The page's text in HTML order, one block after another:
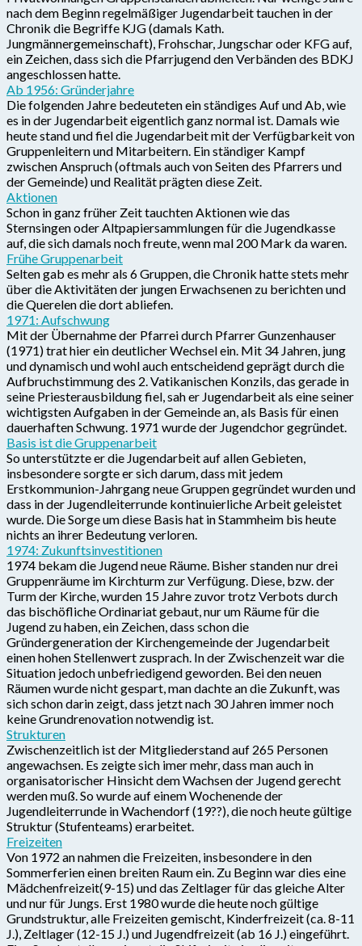
nach dem Beginn regelmäßiger Jugendarbeit tauchen in der
Chronik die Begriffe KJG (damals Kath.
Jungmännergemeinschaft), Frohschar, Jungschar oder KFG auf,
ein Zeichen, dass sich die Pfarrjugend den Verbänden des BDKJ
angeschlossen hatte.
Ab 1956: Gründerjahre
Die folgenden Jahre bedeuteten ein ständiges Auf und Ab, wie
es in der Jugendarbeit eigentlich ganz normal ist. Damals wie
heute stand und fiel die Jugendarbeit mit der Verfügbarkeit von
Gruppenleitern und Mitarbeitern. Ein ständiger Kampf
zwischen Anspruch (oftmals auch von Seiten des Pfarrers und
der Gemeinde) und Realität prägten diese Zeit.
Aktionen
Schon in ganz früher Zeit tauchten Aktionen wie das
Sternsingen oder Altpapiersammlungen für die Jugendkasse
auf, die sich damals noch freute, wenn mal 200 Mark da waren.
Frühe Gruppenarbeit
Selten gab es mehr als 6 Gruppen, die Chronik hatte stets mehr
über die Aktivitäten der jungen Erwachsenen zu berichten und
die Querelen die dort abliefen.
1971: Aufschwung
Mit der Übernahme der Pfarrei durch Pfarrer Gunzenhauser
(1971) trat hier ein deutlicher Wechsel ein. Mit 34 Jahren, jung
und dynamisch und wohl auch entscheidend geprägt durch die
Aufbruchstimmung des 2. Vatikanischen Konzils, das gerade in
seine Priesterausbildung fiel, sah er Jugendarbeit als eine seiner
wichtigsten Aufgaben in der Gemeinde an, als Basis für einen
dauerhaften Schwung. 1971 wurde der Jugendchor gegründet.
Basis ist die Gruppenarbeit
So unterstützte er die Jugendarbeit auf allen Gebieten,
insbesondere sorgte er sich darum, dass mit jedem
Erstkommunion-Jahrgang neue Gruppen gegründet wurden und
dass in der Jugendleiterrunde kontinuierliche Arbeit geleistet
wurde. Die Sorge um diese Basis hat in Stammheim bis heute
nichts an ihrer Bedeutung verloren.
1974: Zukunftsinvestitionen
1974 bekam die Jugend neue Räume. Bisher standen nur drei
Gruppenräume im Kirchturm zur Verfügung. Diese, bzw. der
Turm der Kirche, wurden 15 Jahre zuvor trotz Verbots durch
das bischöfliche Ordinariat gebaut, nur um Räume für die
Jugend zu haben, ein Zeichen, dass schon die
Gründergeneration der Kirchengemeinde der Jugendarbeit
einen hohen Stellenwert zusprach. In der Zwischenzeit war die
Situation jedoch unbefriedigend geworden. Bei den neuen
Räumen wurde nicht gespart, man dachte an die Zukunft, was
sich schon darin zeigt, dass jetzt nach 30 Jahren immer noch
keine Grundrenovation notwendig ist.
Strukturen
Zwischenzeitlich ist der Mitgliederstand auf 265 Personen
angewachsen. Es zeigte sich imer mehr, dass man auch in
organisatorischer Hinsicht dem Wachsen der Jugend gerecht
werden muß. So wurde auf einem Wochenende der
Jugendleiterrunde in Wachendorf (19??), die noch heute gültige
Struktur (Stufenteams) erarbeitet.
Freizeiten
Von 1972 an nahmen die Freizeiten, insbesondere in den
Sommerferien einen breiten Raum ein. Zu Beginn war dies eine
Mädchenfreizeit(9-15) und das Zeltlager für das gleiche Alter
und nur für Jungs. Erst 1980 wurde die heute noch gültige
Grundstruktur, alle Freizeiten gemischt, Kinderfreizeit (ca. 8-11
J.), Zeltlager (12-15 J.) und Jugendfreizeit (ab 16 J.) eingeführt.